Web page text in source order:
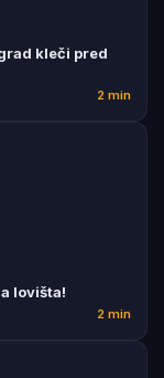
kleči pred
2 min
lovišta!
2 min